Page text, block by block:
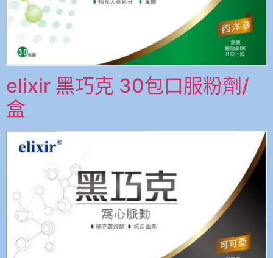
elixir 黑巧克 30包口服粉劑/
盒